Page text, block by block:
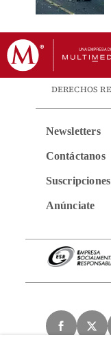
DERECHOS
Newsletters
Contáctanos
Suscripciones
Anúnciate